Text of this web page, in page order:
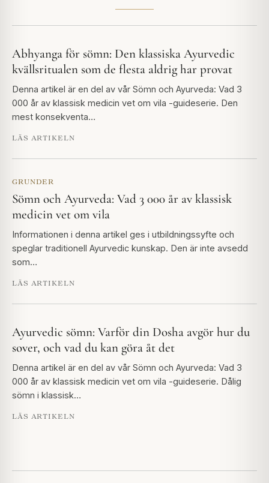
Abhyanga för sömn: Den klassiska Ayurvedic
kvällsritualen som de flesta aldrig har provat
Denna artikel är en del av vår Sömn och Ayurveda: Vad 3
000 år av klassisk medicin vet om vila -guideserie. Den
mest konsekventa…
LÄS ARTIKELN
GRUNDER
Sömn och Ayurveda: Vad 3 000 år av klassisk
medicin vet om vila
Informationen i denna artikel ges i utbildningssyfte och
speglar traditionell Ayurvedic kunskap. Den är inte avsedd
som…
LÄS ARTIKELN
Ayurvedic sömn: Varför din Dosha avgör hur du
sover, och vad du kan göra åt det
Denna artikel är en del av vår Sömn och Ayurveda: Vad 3
000 år av klassisk medicin vet om vila -guideserie. Dålig
sömn i klassisk…
LÄS ARTIKELN